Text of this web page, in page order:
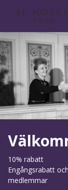
Bild 1 av 1
10% rabatt
Engångsrabatt
medlemmar